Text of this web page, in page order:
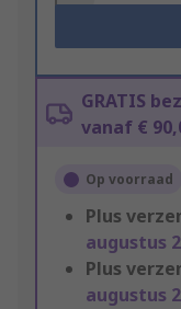
GRATIS
vanaf €
Op voorraad
Plus
augustus
Plus
augustus